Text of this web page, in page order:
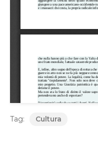
Tag: Cultura